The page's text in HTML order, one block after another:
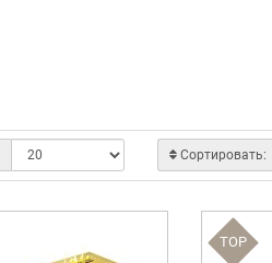
Сортировать:
TOP